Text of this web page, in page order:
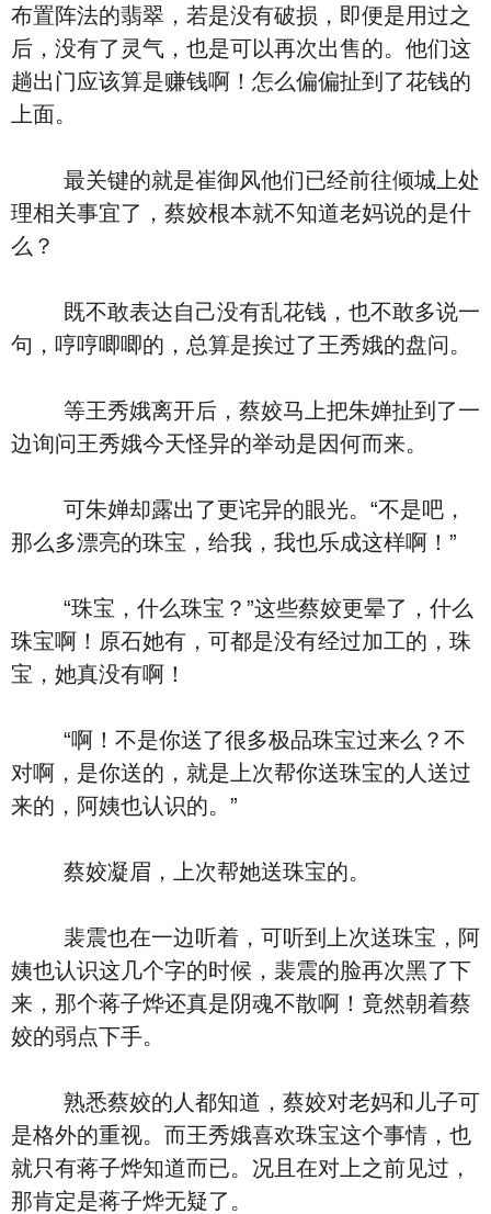
布置阵法的翡翠，若是没有破损，即便是用过之
后，没有了灵气，也是可以再次出售的。他们这
趟出门应该算是赚钱啊！怎么偏偏扯到了花钱的
上面。
最关键的就是崔御风他们已经前往倾城上处
理相关事宜了，蔡姣根本就不知道老妈说的是什
么？
既不敢表达自己没有乱花钱，也不敢多说一
句，哼哼唧唧的，总算是挨过了王秀娥的盘问。
等王秀娥离开后，蔡姣马上把朱婵扯到了一
边询问王秀娥今天怪异的举动是因何而来。
可朱婵却露出了更诧异的眼光。“不是吧，
那么多漂亮的珠宝，给我，我也乐成这样啊！”
“珠宝，什么珠宝？”这些蔡姣更晕了，什么
珠宝啊！原石她有，可都是没有经过加工的，珠
宝，她真没有啊！
“啊！不是你送了很多极品珠宝过来么？不
对啊，是你送的，就是上次帮你送珠宝的人送过
来的，阿姨也认识的。”
蔡姣凝眉，上次帮她送珠宝的。
裴震也在一边听着，可听到上次送珠宝，阿
姨也认识这几个字的时候，裴震的脸再次黑了下
来，那个蒋子烨还真是阴魂不散啊！竟然朝着蔡
姣的弱点下手。
熟悉蔡姣的人都知道，蔡姣对老妈和儿子可
是格外的重视。而王秀娥喜欢珠宝这个事情，也
就只有蒋子烨知道而已。况且在对上之前见过，
那肯定是蒋子烨无疑了。